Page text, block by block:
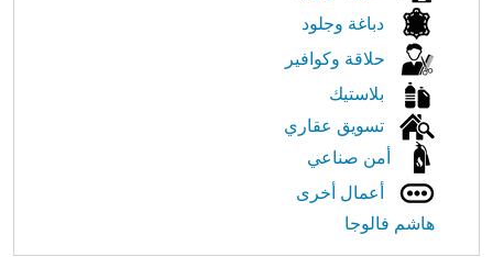
دباغة وجلود
حلاقة وكوافير
بلاستيك
تسويق عقاري
أمن صناعي
أعمال أخرى
هاشم فالوجا